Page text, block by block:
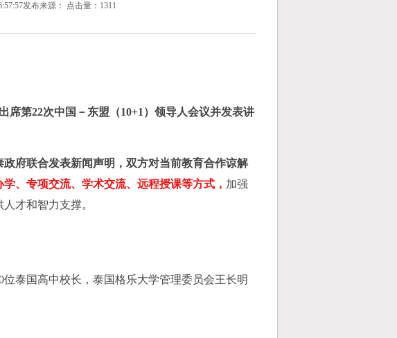
发布来源： 点击量：1311
席第22次中国－东盟（10+1 ）领导人会议并发表讲
政府联合发表新闻声明，双方对当前教育合作谅解
学、专项交流、学术交流、远程授课等方式， 加强
才和智力支撑。
位泰国高中校长，泰国格乐大学管理委员会王长明